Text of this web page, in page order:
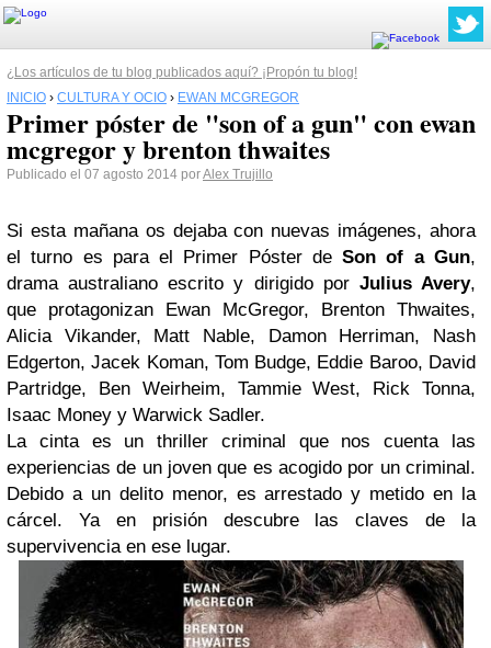
¿Los artículos de tu blog publicados aquí? ¡Propón tu blog!
INICIO › CULTURA Y OCIO › EWAN MCGREGOR
Primer póster de "son of a gun" con ewan
mcgregor y brenton thwaites
Publicado el 07 agosto 2014 porAlex Trujillo
Si esta mañana os dejaba con nuevas imágenes, ahora
el turno es para el Primer Póster deSon of a Gun,
drama australiano escrito y dirigido por Julius Avery,
que protagonizan Ewan McGregor, Brenton Thwaites,
Alicia Vikander, Matt Nable, Damon Herriman, Nash
Edgerton, Jacek Koman, Tom Budge, Eddie Baroo, David
Partridge, Ben Weirheim, Tammie West, Rick Tonna,
Isaac Money y Warwick Sadler.
La cinta es un thriller criminal que nos cuenta las
experiencias de un joven que es acogido por un criminal.
Debido a un delito menor, es arrestado y metido en la
cárcel. Ya en prisión descubre las claves de la
supervivencia en ese lugar.